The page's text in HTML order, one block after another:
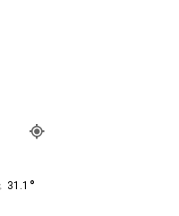
31.1 °